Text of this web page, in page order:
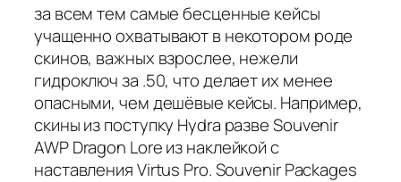
за всем тем самые бесценные кейсы
учащенно охватывают в некотором роде
скинов, важных взрослее, нежели
гидроключ за .50, что делает их менее
опасными, чем дешёвые кейсы. Например,
скины из поступку Hydra разве Souvenir
AWP Dragon Lore из наклейкой с
наставления Virtus Pro. Souvenir Packages